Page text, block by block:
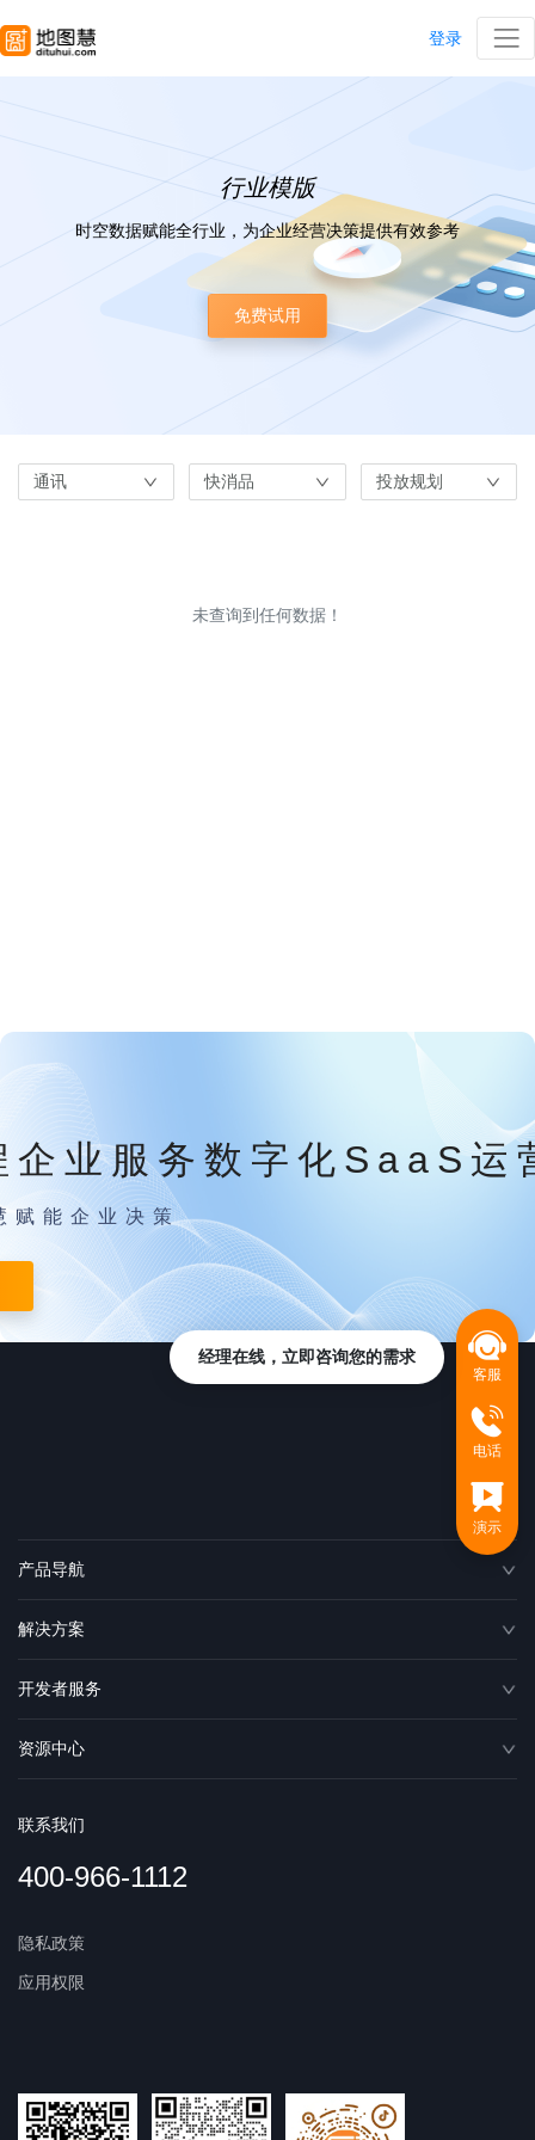
登录
行业模版
时空数据赋能全行业，为企业经营决策提供有效参考
免费试用
通讯 快消品 投放规划
未查询到任何数据！
企业服务数字化SaaS运
赋能企业决策
产品导航
解决方案
开发者服务
资源中心
联系我们
400-966-1112
隐私政策
应用权限
客服
电话
演示
经理在线，立即咨询您的需求